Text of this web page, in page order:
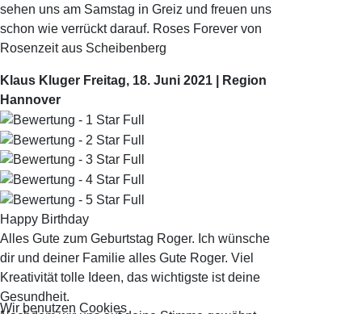
sehen uns am Samstag in Greiz und freuen uns
schon wie verrückt darauf. Roses Forever von
Rosenzeit aus Scheibenberg
Klaus Kluger Freitag, 18. Juni 2021 | Region
Hannover
Happy Birthday
Alles Gute zum Geburtstag Roger. Ich wünsche
dir und deiner Familie alles Gute Roger. Viel
Kreativität tolle Ideen, das wichtigste ist deine
Gesundheit.
Wir benutzen Cookies